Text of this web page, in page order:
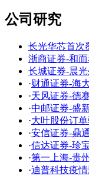
公司研究
长光华芯首次
浙商证券-和
长城证券-晨
·财通证券-海
·天风证券-德
·中邮证券-盛
·大叶股份订
·安信证券-鼎
·信达证券-珍
·第一上海-贵
·迪普科技疫